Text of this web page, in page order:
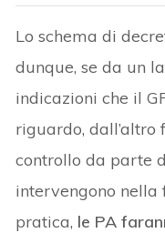
Lo schema di
dunque, se da un
indicazioni che il
riguardo, dall’altro
controllo da parte
intervengono
pratica, le PA